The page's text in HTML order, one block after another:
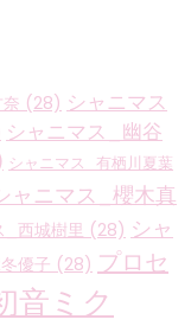
(28) シャニマス
シャニマス_幽谷
シャニマス_有栖川夏葉
ャニマス_櫻木真
_西城樹里 (28) シャ
優子 (28) プロセ
音ミク